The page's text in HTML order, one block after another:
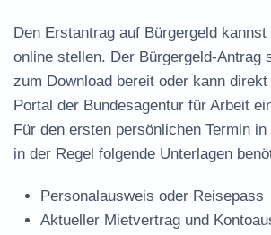
Den Erstantrag auf Bürgergeld kannst
online stellen. Der Bürgergeld-Antrag
zum Download bereit oder kann
Portal der Bundesagentur für Arbeit
Für den ersten persönlichen Termin
in der Regel folgende Unterlagen
Personalausweis oder Reisepass
Aktueller Mietvertrag und